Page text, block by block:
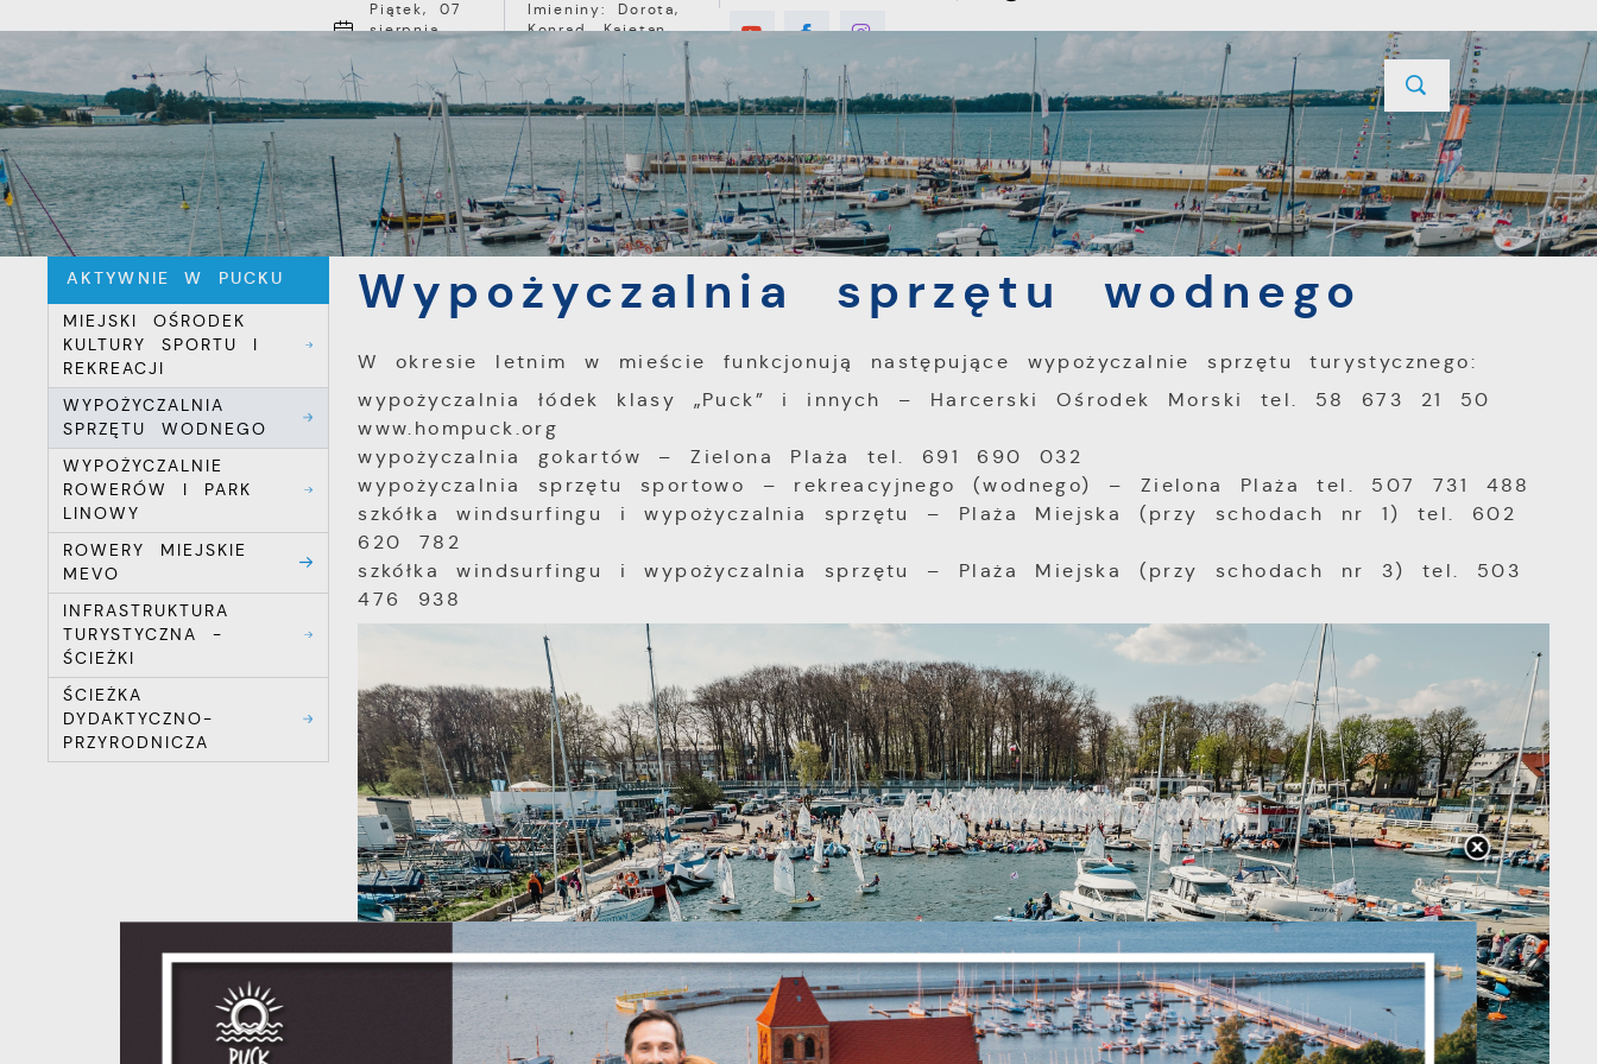
Przejdź do ustawień wielkości czcionki.
Piątek, 07
sierpnia
Imieniny: Dorota,
Konrad, Kajetan
Pochmurno 17°C
O MIEŚCIE MIESZKANIEC TURYSTYKA INWESTYCJE PROJEKTY UNIJNE KONTAKT
Powróć
do:
Aktywnie W
Pucku
Strona główna Turystyka Aktywnie w Pucku Wypożyczalnia sprzętu wodnego
AKTYWNIE W PUCKU
MIEJSKI OŚRODEK
KULTURY SPORTU I
REKREACJI
WYPOŻYCZALNIA
SPRZĘTU WODNEGO
WYPOŻYCZALNIE
ROWERÓW I PARK
LINOWY
ROWERY MIEJSKIE
MEVO
INFRASTRUKTURA
TURYSTYCZNA -
ŚCIEŻKI
ŚCIEŻKA
DYDAKTYCZNO-
PRZYRODNICZA
Wypożyczalnia sprzętu wodnego
W okresie letnim w mieście funkcjonują następujące wypożyczalnie sprzętu turystycznego:
wypożyczalnia łódek klasy „Puck” i innych – Harcerski Ośrodek Morski tel. 58 673 21 50
www.hompuck.org
wypożyczalnia gokartów – Zielona Plaża tel. 691 690 032
wypożyczalnia sprzętu sportowo – rekreacyjnego (wodnego) – Zielona Plaża tel. 507 731 488
szkółka windsurfingu i wypożyczalnia sprzętu – Plaża Miejska (przy schodach nr 1) tel. 602
620 782
szkółka windsurfingu i wypożyczalnia sprzętu – Plaża Miejska (przy schodach nr 3) tel. 503
476 938
Ustawienia
Szanujemy Twoją prywatność. Możesz zmienić ustawienia
cookies lub zaakceptować je wszystkie. W dowolnym
momencie możesz dokonać zmiany swoich ustawień.